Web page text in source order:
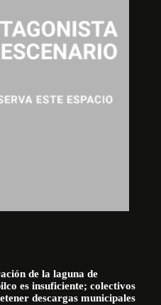
de la laguna de
es insuficiente; colectivos
descargas municipales